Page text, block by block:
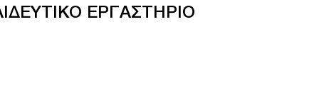
ΕΡΓΑΣΤΗΡΙΟ